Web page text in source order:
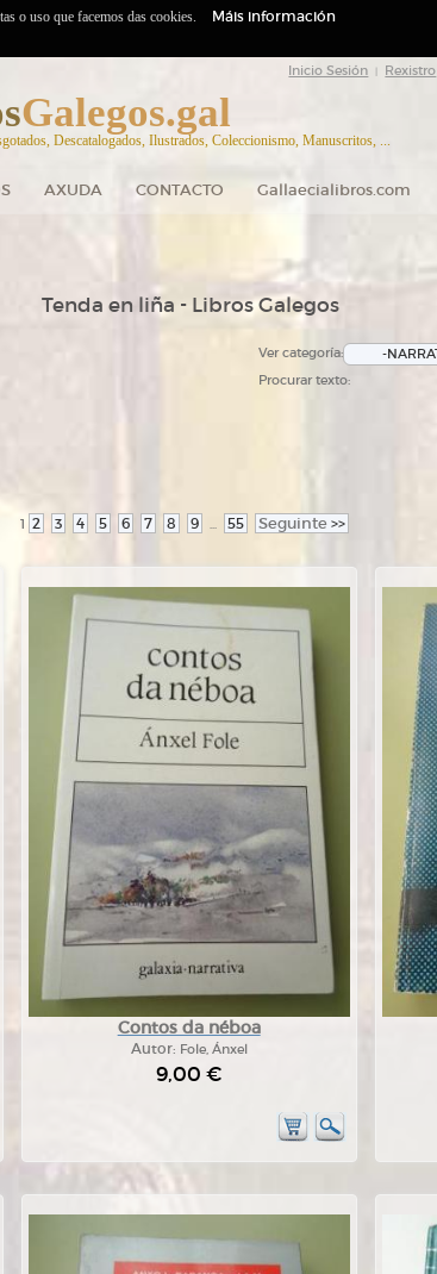
Inicio Sesión Rexistro
Galegos.gal
Descatalogados, Ilustrados, Coleccionismo, Manuscritos, ...
AXUDA CONTACTO Gallaecialibros.com
Tenda en liña - Libros Galegos
Ver categoría:
Procurar texto:
1 2 3 4 5 6 7 8 9 ... 55 Seguinte >>
Contos da néboa
Autor: Fole, Ánxel
9,00 €
o uso que facemos das cookies. Máis información